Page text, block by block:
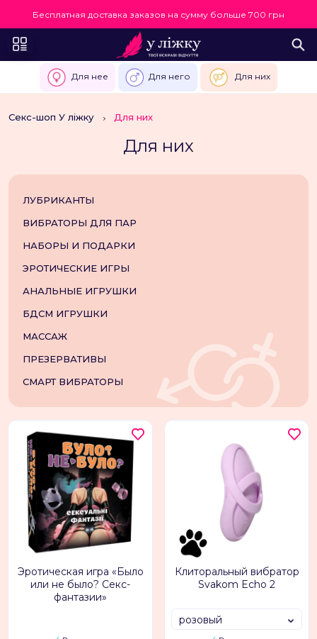
Бесплатная доставка заказов на сумму больше 700 грн
Для нее Для него Для них
Секс-шоп У ліжку Для них
Для них
ЛУБРИКАНТЫ
ВИБРАТОРЫ ДЛЯ ПАР
НАБОРЫ И ПОДАРКИ
ЭРОТИЧЕСКИЕ ИГРЫ
АНАЛЬНЫЕ ИГРУШКИ
БДСМ ИГРУШКИ
МАССАЖ
ПРЕЗЕРВАТИВЫ
СМАРТ ВИБРАТОРЫ
Эротическая игра «Было
или не было? Секс-
фантазии»
Клиторальный вибратор
Svakom Echo 2
розовый